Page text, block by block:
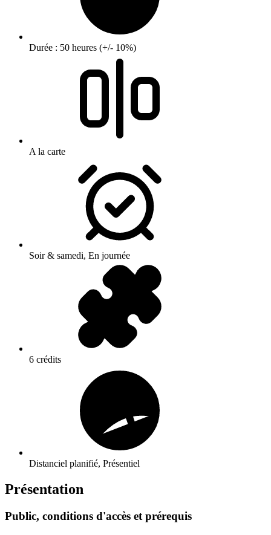
Durée : 50 heures (+/- 10%)
A la carte
Soir & samedi, En journée
6 crédits
Distanciel planifié, Présentiel
Présentation
Public, conditions d'accès et prérequis